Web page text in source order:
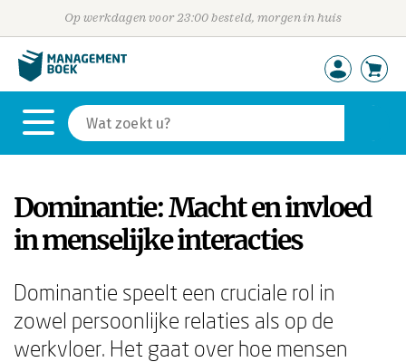
Op werkdagen voor 23:00 besteld, morgen in huis
Dominantie: Macht en invloed
in menselijke interacties
Dominantie speelt een cruciale rol in
zowel persoonlijke relaties als op de
werkvloer. Het gaat over hoe mensen